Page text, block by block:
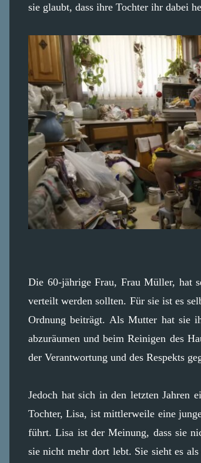
sie glaubt, dass ihre Tochter ihr dabei
Die 60-jährige Frau, Frau Müller, hat
verteilt werden sollten. Für sie ist es
Ordnung beiträgt. Als Mutter hat sie
abzuräumen und beim Reinigen des
der Verantwortung und des Respekts
Jedoch hat sich in den letzten Jahren
Tochter, Lisa, ist mittlerweile eine
führt. Lisa ist der Meinung, dass sie
sie nicht mehr dort lebt. Sie sieht es